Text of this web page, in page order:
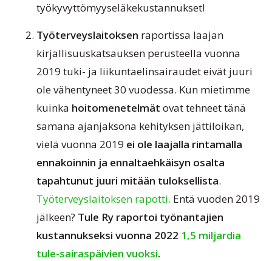
työkyvyttömyyseläkekustannukset!
Työterveyslaitoksen raportissa laajan
kirjallisuuskatsauksen perusteella vuonna
2019 tuki- ja liikuntaelinsairaudet eivät juuri
ole vähentyneet 30 vuodessa. Kun mietimme
kuinka hoitomenetelmät ovat tehneet tänä
samana ajanjaksona kehityksen jättiloikan,
vielä vuonna 2019 ei ole laajalla rintamalla
ennakoinnin ja ennaltaehkäisyn osalta
tapahtunut juuri mitään tuloksellista.
Työterveyslaitoksen rapotti. Entä vuoden 2019
jälkeen? Tule Ry raportoi työnantajien
kustannukseksi vuonna 2022 1,5 miljardia
tule-sairaspäivien vuoksi.